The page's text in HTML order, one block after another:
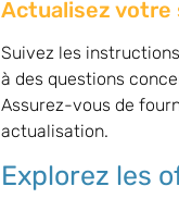
Actualisez
Suivez les
à des questions
Assurez-vous de
actualisation.
Explorez les